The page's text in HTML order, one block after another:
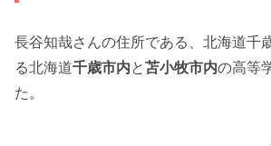
長谷知哉さんの住所である、北海道千
る北海道千歳市内と苫小牧市内の高等
た。